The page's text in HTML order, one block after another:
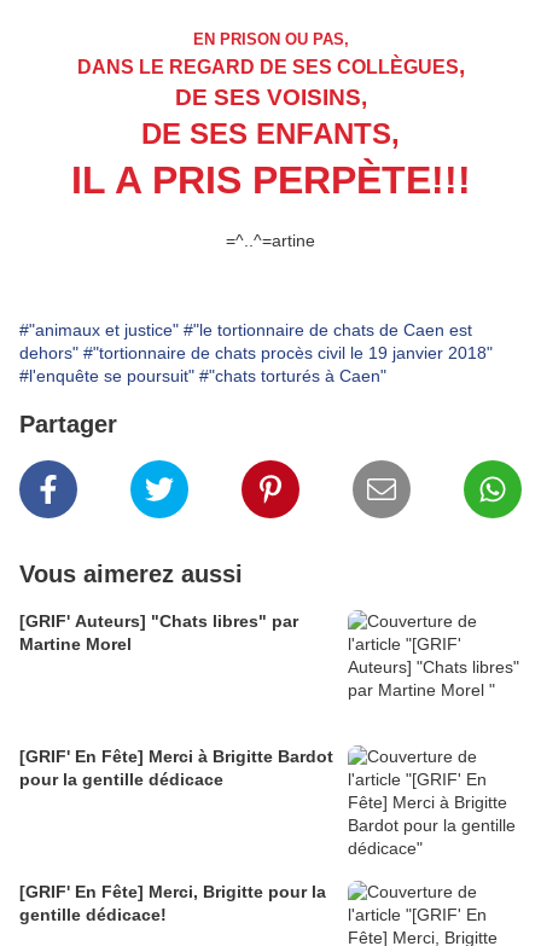
EN PRISON OU PAS,
DANS LE REGARD DE SES COLLÈGUES,
DE SES VOISINS,
DE SES ENFANTS,
IL A PRIS PERPÈTE!!!
=^..^=artine
#"animaux et justice" #"le tortionnaire de chats de Caen est
dehors" #"tortionnaire de chats procès civil le 19 janvier 2018"
#l'enquête se poursuit" #"chats torturés à Caen"
Partager
Vous aimerez aussi
[GRIF' Auteurs] "Chats libres" par
Martine Morel
[GRIF' En Fête] Merci à Brigitte Bardot
pour la gentille dédicace
[GRIF' En Fête] Merci, Brigitte pour la
gentille dédicace!